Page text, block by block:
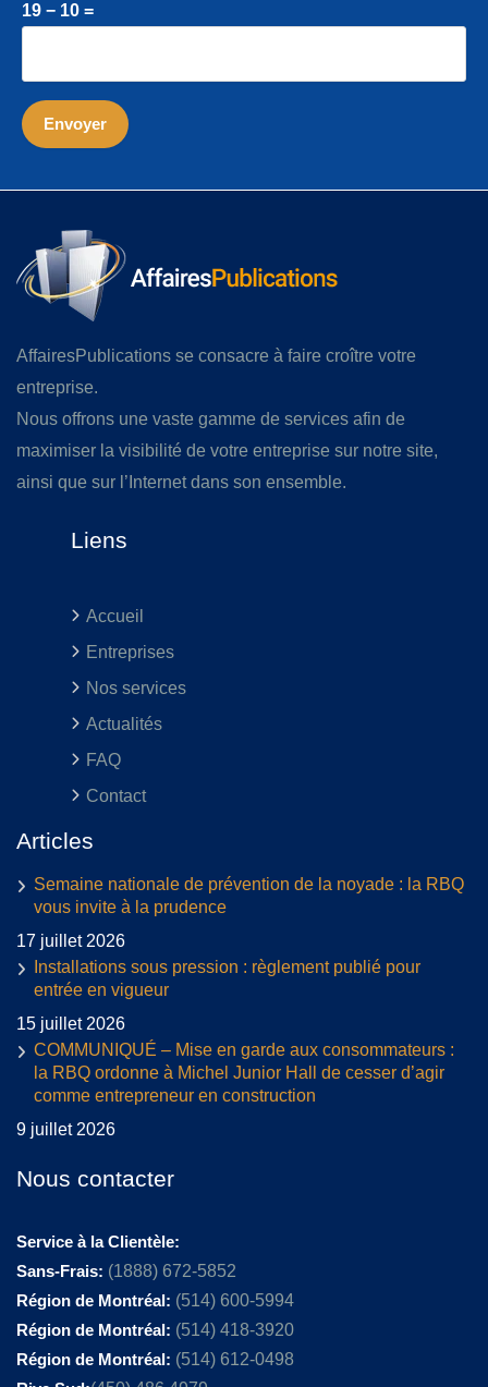
19 − 10 =
AffairesPublications se consacre à faire croître votre
entreprise.
Nous offrons une vaste gamme de services afin de
maximiser la visibilité de votre entreprise sur notre site,
ainsi que sur l’Internet dans son ensemble.
Liens
Accueil
Entreprises
Nos services
Actualités
FAQ
Contact
Articles
Semaine nationale de prévention de la noyade : la RBQ
vous invite à la prudence
17 juillet 2026
Installations sous pression : règlement publié pour
entrée en vigueur
15 juillet 2026
COMMUNIQUÉ – Mise en garde aux consommateurs :
la RBQ ordonne à Michel Junior Hall de cesser d’agir
comme entrepreneur en construction
9 juillet 2026
Nous contacter
Service à la Clientèle:
Sans-Frais: (1888) 672-5852
Région de Montréal: (514) 600-5994
Région de Montréal: (514) 418-3920
Région de Montréal: (514) 612-0498